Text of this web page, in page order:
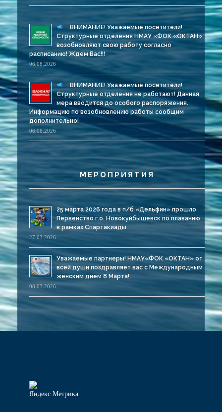
ВНИМАНИЕ! Уважаемые посетители!
Структурные отделения НМАУ «ФОК «ОКТАН»
возобновляют свою работу согласно
расписанию! Ждем Вас!!!
06.08.2026
ВНИМАНИЕ! Уважаемые посетители!
Структурные отделения не работают! Данная
мера вводится до особого распоряжения.
Информацию по возобновлению работы сообщим
дополнительно!
06.08.2026
МЕРОПРИЯТИЯ
25 марта 2026 года в п/б «Дельфин» прошло
Первенство г.о. Новокуйбышевск по плаванию
в рамках Спартакиады
27.03.2026
Уважаемые партнеры! НМАУ«ФОК «ОКТАН» от
всей души поздравляет вас с Международным
женским днем 8 Марта!
08.03.2026